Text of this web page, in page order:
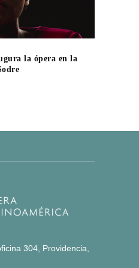
la ópera en la
304, Providencia,